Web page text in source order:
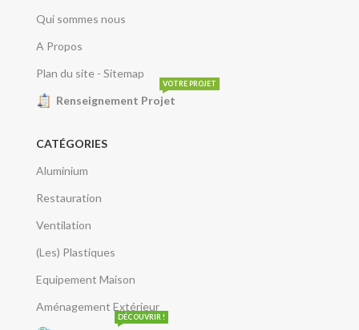
Qui sommes nous
A Propos
Plan du site - Sitemap
Renseignement Projet
VOTRE PROJET
CATÉGORIES
Aluminium
Restauration
Ventilation
(Les) Plastiques
Equipement Maison
Aménagement Extérieur
DÉCOUVRIR !